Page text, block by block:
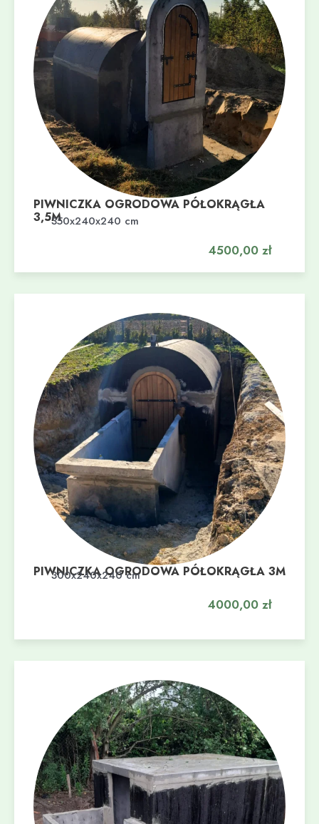
PIWNICZKA OGRODOWA PÓŁOKRĄGŁA
3,5M350x240x240 cm
4500,00 zł
Dodaj do koszyka
PIWNICZKA OGRODOWA PÓŁOKRĄGŁA 3M
300x240x240 cm
4000,00 zł
Dodaj do koszyka